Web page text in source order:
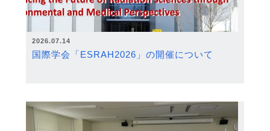
2026.07.14
国際学会「ESRAH2026」の開催について